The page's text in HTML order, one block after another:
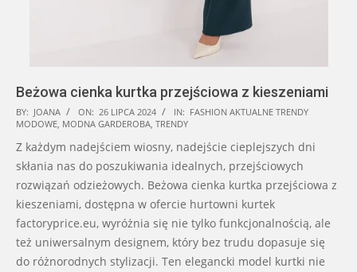
Beżowa cienka kurtka przejściowa z kieszeniami
2024-
07-
26
BY: JOANA ON: 26 LIPCA 2024 IN: FASHION AKTUALNE TRENDY
MODOWE, MODNA GARDEROBA, TRENDY
Z każdym nadejściem wiosny, nadejście cieplejszych dni
skłania nas do poszukiwania idealnych, przejściowych
rozwiązań odzieżowych. Beżowa cienka kurtka przejściowa z
kieszeniami, dostępna w ofercie hurtowni kurtek
factoryprice.eu, wyróżnia się nie tylko funkcjonalnością, ale
też uniwersalnym designem, który bez trudu dopasuje się
do różnorodnych stylizacji. Ten elegancki model kurtki nie